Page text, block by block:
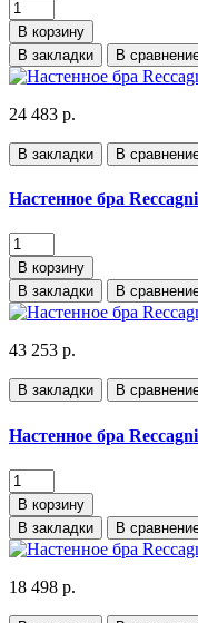
В корзину
В закладки
В
24 483 р.
В закладки В
Настенное бра
В корзину
В закладки
В
43 253 р.
В закладки В
Настенное бра
В корзину
В закладки
В
18 498 р.